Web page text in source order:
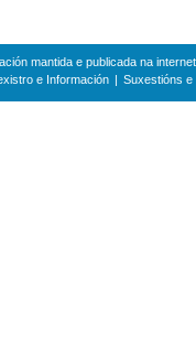
mantida e publicada na
e Información Suxestións e